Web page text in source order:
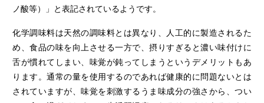
ノ酸等）」と表記されているようです。
化学調味料は天然の調味料とは異なり、人工的に製造されるた
め、食品の味を向上させる一方で、摂りすぎると濃い味付けに
舌が慣れてしまい、味覚が鈍ってしまうというデメリットもあ
ります。通常の量を使用するのであれば健康的に問題ないとは
されていますが、味覚を刺激するうま味成分の強さから、つい